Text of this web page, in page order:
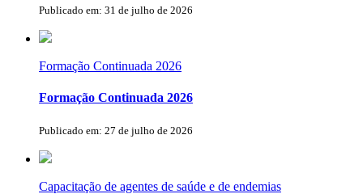
Publicado em: 31 de julho de 2026
Formação Continuada 2026
Formação Continuada 2026
Publicado em: 27 de julho de 2026
Capacitação de agentes de saúde e de endemias